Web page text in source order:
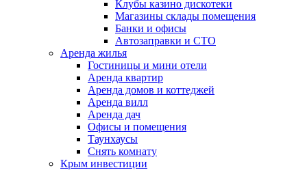
Клубы казино дискотеки
Магазины склады помещения
Банки и офисы
Автозаправки и СТО
Аренда жилья
Гостиницы и мини отели
Аренда квартир
Аренда домов и коттеджей
Аренда вилл
Аренда дач
Офисы и помещения
Таунхаусы
Снять комнату
Крым инвестиции